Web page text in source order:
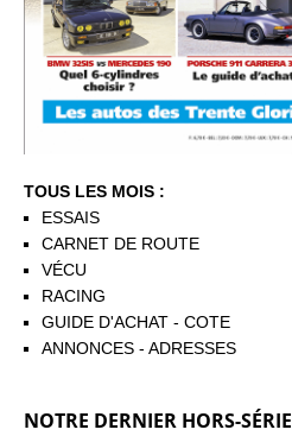
TOUS LES MOIS :
ESSAIS
CARNET DE ROUTE
VÉCU
RACING
GUIDE D'ACHAT - COTE
ANNONCES - ADRESSES
NOTRE DERNIER HORS-SÉRIE